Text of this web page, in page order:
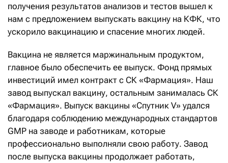
получения результатов анализов и тестов вышел к
нам с предложением выпускать вакцину на КФК, что
ускорило вакцинацию и спасение многих людей.
Вакцина не является маржинальным продуктом,
главное было обеспечить ее выпуск. Фонд прямых
инвестиций имел контракт с СК «Фармация». Наш
завод выпускал вакцину, остальным занималась СК
«Фармация». Выпуск вакцины «Спутник V» удался
благодаря соблюдению международных стандартов
GMP на заводе и работникам, которые
профессионально выполняли свою работу. Завод
после выпуска вакцины продолжает работать,